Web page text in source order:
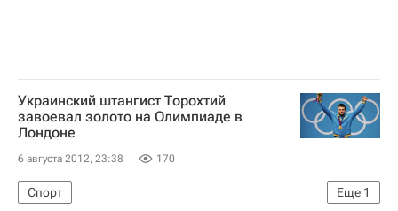
Украинский штангист Торохтий
завоевал золото на Олимпиаде в
Лондоне
6 августа 2012, 23:38 170
Еще 1
Спорт